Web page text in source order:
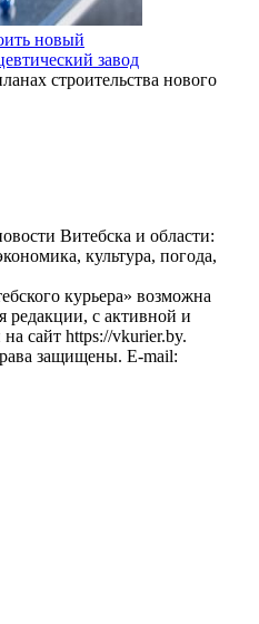
новый
завод
строительства нового
Витебска и области:
культура, погода,
курьера» возможна
редакции, с активной и
сайт https://vkurier.by.
защищены. E-mail: